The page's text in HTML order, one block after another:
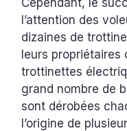
l’attention des
dizaines de
leurs propriétaires
trottinettes
grand nombre de
sont dérobées
l’origine de